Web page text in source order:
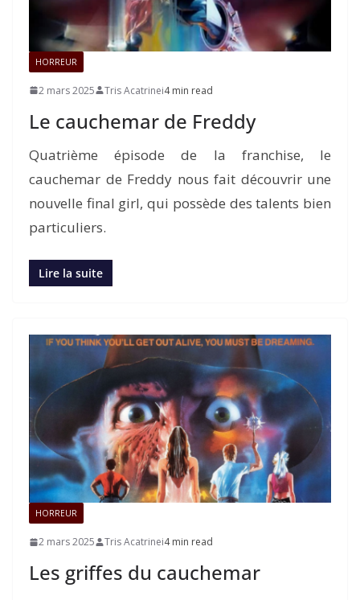
HORREUR
2 mars 2025 Tris Acatrinei4 min read
Le cauchemar de Freddy
Quatrième épisode de la franchise, le
cauchemar de Freddy nous fait découvrir une
nouvelle final girl, qui possède des talents bien
particuliers.
Lire la suite
HORREUR
2 mars 2025 Tris Acatrinei4 min read
Les griffes du cauchemar